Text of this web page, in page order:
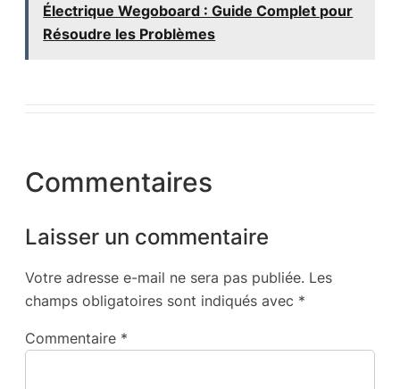
Électrique Wegoboard : Guide Complet pour
Résoudre les Problèmes
Commentaires
Laisser un commentaire
Votre adresse e-mail ne sera pas publiée. Les
champs obligatoires sont indiqués avec *
Commentaire *